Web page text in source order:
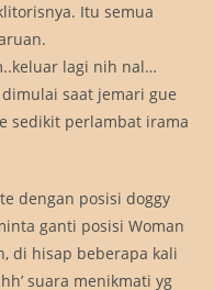
Itu semua
lagi nih nal…
saat jemari gue
sedikit perlambat irama
dengan posisi doggy
ganti posisi Woman
di hisap beberapa kali
suara menikmati yg